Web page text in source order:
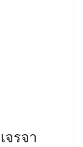
จรจา